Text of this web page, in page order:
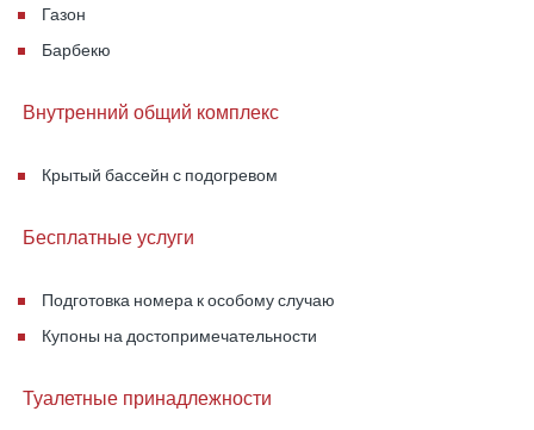
Газон
Барбекю
Внутренний общий комплекс
Крытый бассейн с подогревом
Бесплатные услуги
Подготовка номера к особому случаю
Купоны на достопримечательности
Туалетные принадлежности